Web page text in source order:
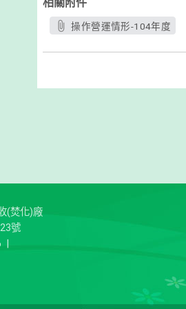
操作營運情形-104年度
(焚化)廠
號